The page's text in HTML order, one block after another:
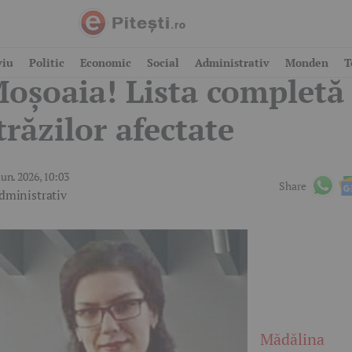
Politic Economic Social Administrativ Monden
oprește apa în
Lista completă
afectate
2026, 10:03
Share
Mădălina